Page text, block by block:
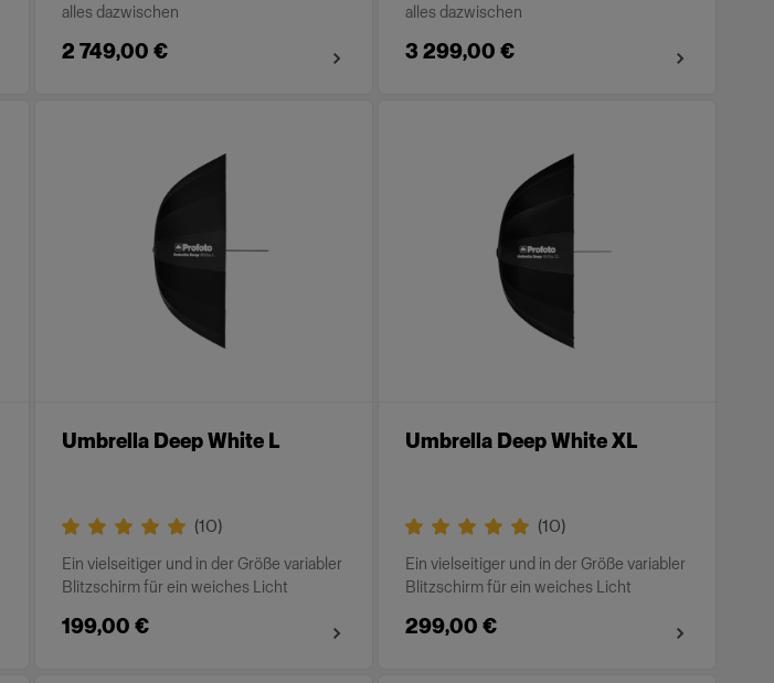
alles dazwischen
2 749,00 €
alles dazwischen
3 299,00 €
Umbrella Deep White L
(10)
Ein vielseitiger und in der Größe variabler
Blitzschirm für ein weiches Licht
199,00 €
Umbrella Deep White XL
(10)
Ein vielseitiger und in der Größe variabler
Blitzschirm für ein weiches Licht
299,00 €